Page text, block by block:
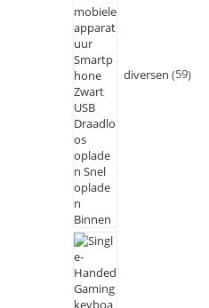
diversen 59